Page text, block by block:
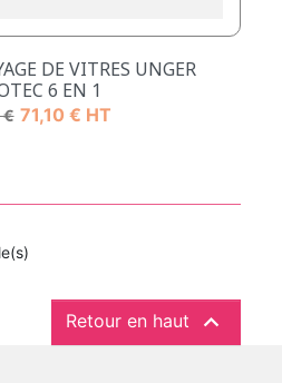
DE VITRES UNGER
6 EN 1
base
€ Prix
71,10 € HT
Retour en haut 